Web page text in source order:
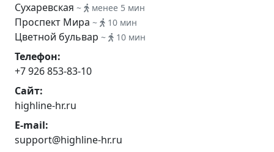
Сухаревская ~ менее 5 мин
Проспект Мира ~ 10 мин
Цветной бульвар ~ 10 мин
Телефон:
+7 926 853-83-10
Сайт:
highline-hr.ru
E-mail:
support@highline-hr.ru